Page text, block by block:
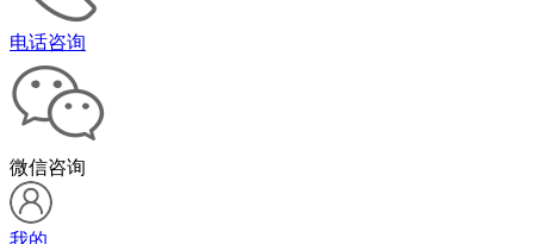
电话咨询
微信咨询
我的